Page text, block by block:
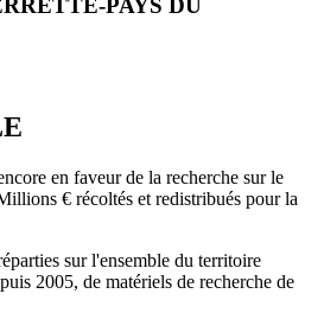
en faveur de la recherche sur le
€ récoltés et redistribués pour la
sur l'ensemble du territoire
2005, de matériels de recherche de